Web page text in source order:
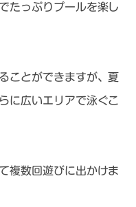
たっぷりプールを楽し
ことができますが、夏
に広いエリアで泳ぐこ
複数回遊びに出かけま